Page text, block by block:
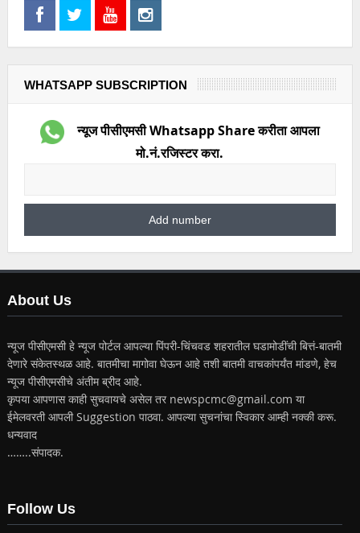
WHATSAPP SUBSCRIPTION
न्यूज पीसीएमसी Whatsapp Share करीता आपला
मो.नं.रजिस्टर करा.
About Us
न्यूज पीसीएमसी हे न्यूज पोर्टल आपल्या पिंपरी-चिंचवड शहरातील घडामोडींची बित्तं-बातमी
देणारे संकेतस्थळ आहे. बातमीचा मागोवा घेऊन आहे तशी बातमी वाचकांपर्यंत मांडणे, हेच
न्यूज पीसीएमसीचे अंतीम ब्रीद आहे.
कृपया आपणास काही सुचवायचे असेल तर newspcmc@gmail.com या
ईमेलवरती आपली Suggestion पाठवा. आपल्या सुचनांचा स्विकार आम्ही नक्की करू.
धन्यवाद
……..संपादक.
Follow Us